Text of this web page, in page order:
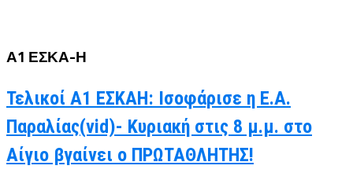
Α1 ΕΣΚΑ-Η
Τελικοί Α1 ΕΣΚΑΗ: Ισοφάρισε η Ε.Α.
Παραλίας(vid)- Κυριακή στις 8 μ.μ. στο
Αίγιο βγαίνει ο ΠΡΩΤΑΘΛΗΤΗΣ!